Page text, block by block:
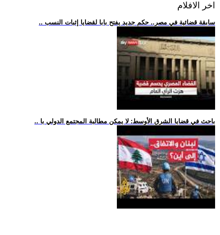
اخر الافلام
.. سابقة قضائية في مصر.. حكم جديد يفتح بابا لقضايا إثبات النسب
.. باحث في قضايا الشرق الأوسط: لا يمكن مطالبة المجتمع الدولي با